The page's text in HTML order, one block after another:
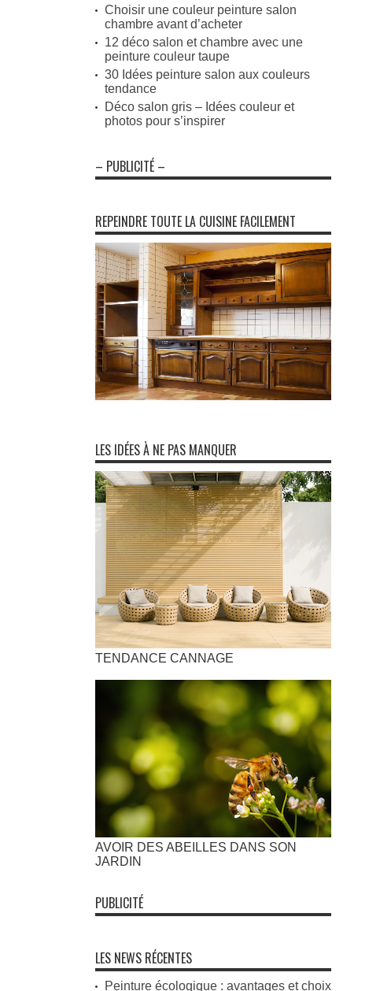
Choisir une couleur peinture salon
chambre avant d’acheter
12 déco salon et chambre avec une
peinture couleur taupe
30 Idées peinture salon aux couleurs
tendance
Déco salon gris – Idées couleur et
photos pour s’inspirer
– PUBLICITÉ –
REPEINDRE TOUTE LA CUISINE FACILEMENT
LES IDÉES À NE PAS MANQUER
TENDANCE CANNAGE
AVOIR DES ABEILLES DANS SON
JARDIN
PUBLICITÉ
LES NEWS RÉCENTES
Peinture écologique : avantages et choix